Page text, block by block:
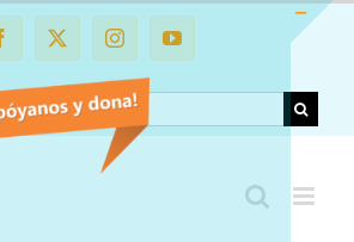
X InstagramYouTube
Bar
Area